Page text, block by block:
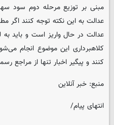
مبنی بر توزیع مرحله دوم سود
عدالت به این نکته توجه کنند اگر
عدالت در حال واریز است و باید
کلاهبرداری این موضوع انجام
کنند و پیگیر اخبار تنها از مراجع
منبع: خبر آنلاین
انتهای پیام/